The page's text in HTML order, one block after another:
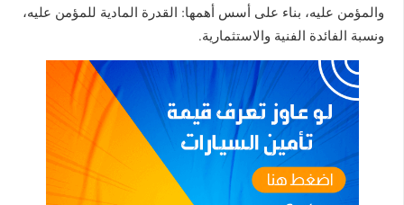
والمؤمن عليه، بناء على أسس أهمها: القدرة المادية للمؤمن عليه،
ونسبة الفائدة الفنية والاستثمارية.